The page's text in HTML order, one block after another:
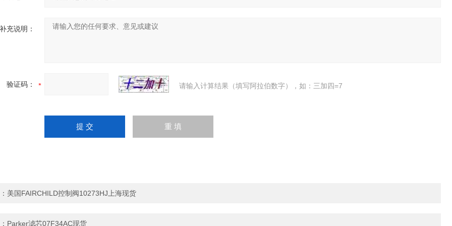
补充说明：
验证码： 请输入计算结果（填写阿拉伯数字），如：三加四=7
美国FAIRCHILD控制阀10273HJ上海现货
Parker滤芯07F34AC现货